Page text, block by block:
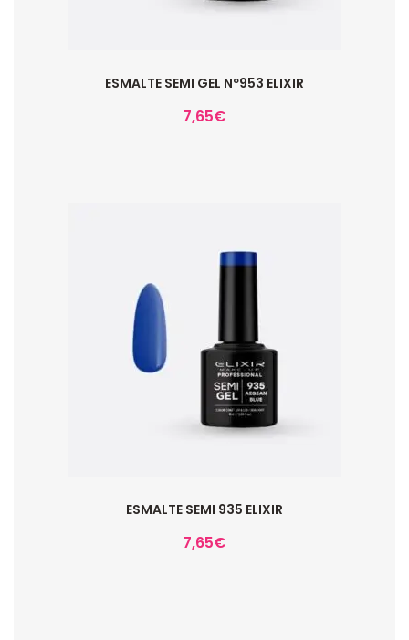
ESMALTE SEMI GEL Nº953 ELIXIR
7,65€
ESMALTE SEMI 935 ELIXIR
7,65€